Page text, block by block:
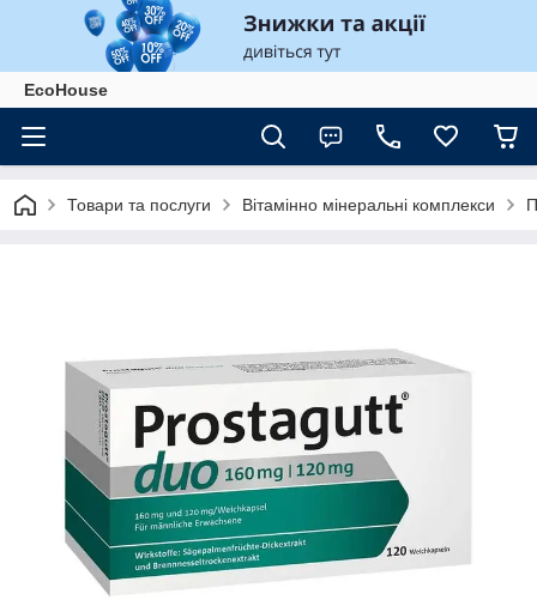
EcoHouse
Товари та послуги Вітамінно мінеральні комплекси